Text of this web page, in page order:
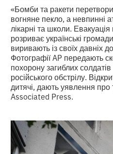
«Бомби та ракети
вогняне пекло, а невпинні
лікарні та школи.
розриває українські
виривають із своїх давніх
Фотографії AP передають
похорону загиблих солдатів
російського обстрілу.
дитячі, дають уявлення
Associated Press.